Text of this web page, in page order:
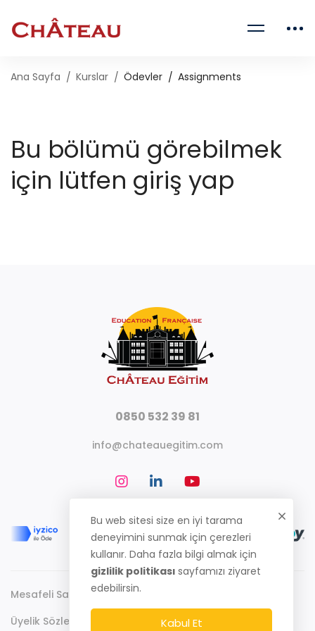
Ana Sayfa Kurslar Ödevler Assignments
Bu bölümü görebilmek
için lütfen giriş yap
0850 532 39 81
info@chateauegitim.com
Mesafeli Satış Sözleşmesi
Üyelik Sözleşmesi
Bu web sitesi size en iyi tarama
deneyimini sunmak için çerezleri
kullanır. Daha fazla bilgi almak için
gizlilik politikası sayfamızı ziyaret
edebilirsin.
Kabul Et